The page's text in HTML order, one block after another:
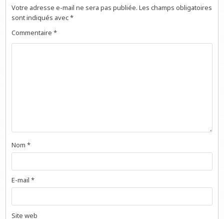
Votre adresse e-mail ne sera pas publiée. Les champs obligatoires
sont indiqués avec*
Commentaire*
Nom*
E-mail*
Site web